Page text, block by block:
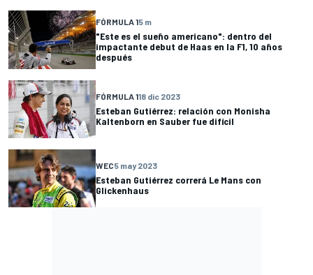
FÓRMULA 15 m
"Este es el sueño americano": dentro del
impactante debut de Haas en la F1, 10 años
después
FÓRMULA 118 dic 2023
Esteban Gutiérrez: relación con Monisha
Kaltenborn en Sauber fue difícil
WEC5 may 2023
Esteban Gutiérrez correrá Le Mans con
Glickenhaus